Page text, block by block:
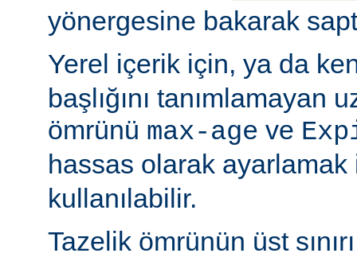
yönergesine bakarak
Yerel içerik için, ya da
başlığını tanımlamayan
ömrünü max-age ve
hassas olarak
kullanılabilir.
Tazelik ömrünün üst